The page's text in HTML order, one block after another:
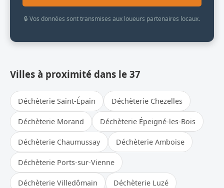
🔒 Vos données sont transmises aux loueurs partenaires locaux.
Villes à proximité dans le 37
Déchèterie Saint-Épain Déchèterie Chezelles
Déchèterie Morand Déchèterie Épeigné-les-Bois
Déchèterie Chaumussay Déchèterie Amboise
Déchèterie Ports-sur-Vienne
Déchèterie Villedômain Déchèterie Luzé